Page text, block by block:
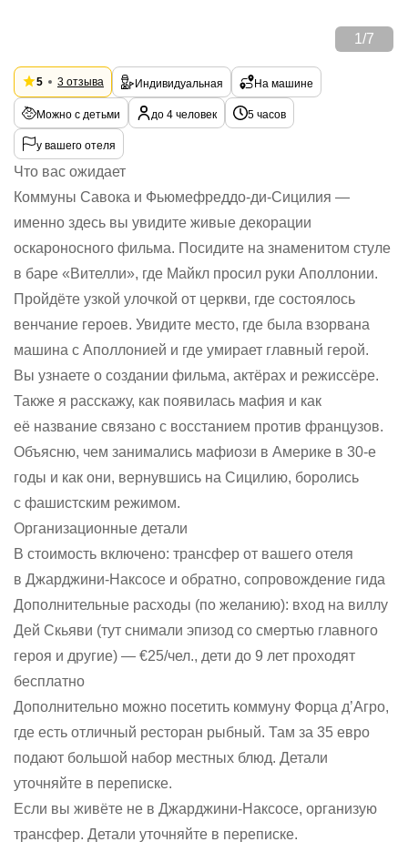
1 /7
5 3 отзыва Индивидуальная На машине
Можно с детьми до 4 человек 5 часов
у вашего отеля
Что вас ожидает
Коммуны Савока и Фьюмефреддо-ди-Сицилия —
именно здесь вы увидите живые декорации
оскароносного фильма. Посидите на знаменитом стуле
в баре «Вителли», где Майкл просил руки Аполлонии.
Пройдёте узкой улочкой от церкви, где состоялось
венчание героев. Увидите место, где была взорвана
машина с Аполлонией и где умирает главный герой.
Вы узнаете о создании фильма, актёрах и режиссёре.
Также я расскажу, как появилась мафия и как
её название связано с восстанием против французов.
Объясню, чем занимались мафиози в Америке в 30-е
годы и как они, вернувшись на Сицилию, боролись
с фашистским режимом.
Организационные детали
В стоимость включено: трансфер от вашего отеля
в Джарджини-Наксосе и обратно, сопровождение гида
Дополнительные расходы (по желанию): вход на виллу
Дей Скьяви (тут снимали эпизод со смертью главного
героя и другие) — €25/чел., дети до 9 лет проходят
бесплатно
Дополнительно можно посетить коммуну Форца д’Агро,
где есть отличный ресторан рыбный. Там за 35 евро
подают большой набор местных блюд. Детали
уточняйте в переписке.
Если вы живёте не в Джарджини-Наксосе, организую
трансфер. Детали уточняйте в переписке.